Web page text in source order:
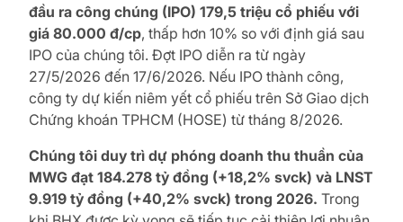
đầu ra công chúng (IPO) 179,5 triệu cổ phiếu với
giá 80.000 đ/cp, thấp hơn 10% so với định giá sau
IPO của chúng tôi. Đợt IPO diễn ra từ ngày
27/5/2026 đến 17/6/2026. Nếu IPO thành công,
công ty dự kiến ​​niêm yết cổ phiếu trên Sở Giao dịch
Chứng khoán TPHCM (HOSE) từ tháng 8/2026.
Chúng tôi duy trì dự phóng doanh thu thuần của
MWG đạt 184.278 tỷ đồng (+18,2% svck) và LNST
9.919 tỷ đồng (+40,2% svck) trong 2026. Trong